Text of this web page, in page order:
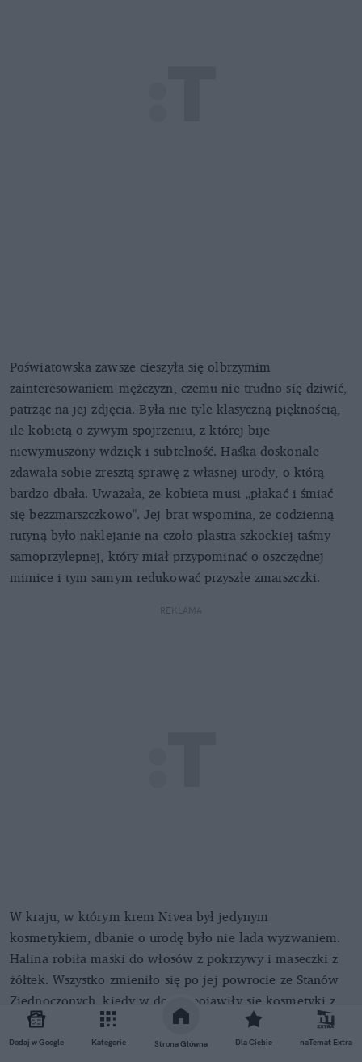
Dodaj w Google Kategorie Strona Główna Dla Ciebie naTemat Extra
Poświatowska zawsze cieszyła się olbrzymim
zainteresowaniem mężczyzn, czemu nie trudno się dziwić,
patrząc na jej zdjęcia. Była nie tyle klasyczną pięknością,
ile kobietą o żywym spojrzeniu, z której bije
niewymuszony wdzięk i subtelność. Haśka doskonale
zdawała sobie zresztą sprawę z własnej urody, o którą
bardzo dbała. Uważała, że kobieta musi „płakać i śmiać
się bezzmarszczkowo". Jej brat wspomina, że codzienną
rutyną było naklejanie na czoło plastra szkockiej taśmy
samoprzylepnej, który miał przypominać o oszczędnej
mimice i tym samym redukować przyszłe zmarszczki.
REKLAMA
W kraju, w którym krem Nivea był jedynym
kosmetykiem, dbanie o urodę było nie lada wyzwaniem.
Halina robiła maski do włosów z pokrzywy i maseczki z
żółtek. Wszystko zmieniło się po jej powrocie ze Stanów
Zjednoczonych, kiedy w domu pojawiły się kosmetyki z
prawdziwego zdarzenia.